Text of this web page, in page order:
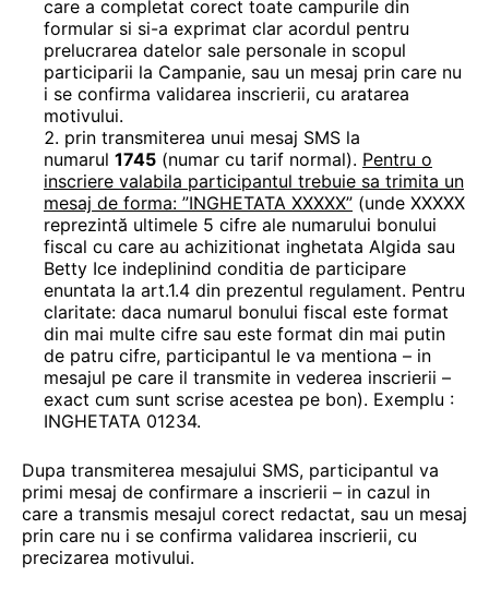
care a completat corect toate campurile din
formular si si-a exprimat clar acordul pentru
prelucrarea datelor sale personale in scopul
participarii la Campanie, sau un mesaj prin care nu
i se confirma validarea inscrierii, cu aratarea
motivului.
prin transmiterea unui mesaj SMS la
numarul 1745 (numar cu tarif normal). Pentru o
inscriere valabila participantul trebuie sa trimita un
mesaj de forma: ”INGHETATA XXXXX” (unde XXXXX
reprezintă ultimele 5 cifre ale numarului bonului
fiscal cu care au achizitionat inghetata Algida sau
Betty Ice indeplinind conditia de participare
enuntata la art.1.4 din prezentul regulament. Pentru
claritate: daca numarul bonului fiscal este format
din mai multe cifre sau este format din mai putin
de patru cifre, participantul le va mentiona – in
mesajul pe care il transmite in vederea inscrierii –
exact cum sunt scrise acestea pe bon). Exemplu :
INGHETATA 01234.
Dupa transmiterea mesajului SMS, participantul va
primi mesaj de confirmare a inscrierii – in cazul in
care a transmis mesajul corect redactat, sau un mesaj
prin care nu i se confirma validarea inscrierii, cu
precizarea motivului.